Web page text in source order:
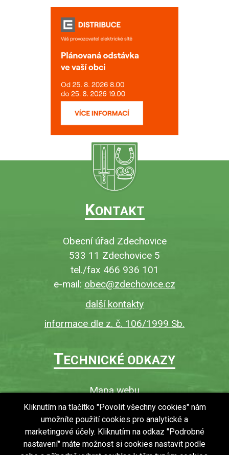
KONTAKT
Obecní úřad Zdechovice
533 11 Zdechovice 5
tel./fax 466 936 101
e-mail: obec@zdechovice.cz
další kontakty
informace dle z. č. 106/1999 Sb.
TECHNICKÉ ODKAZY
Mapa webu
O webu
Povinně zveřejňované informace
Ochrana osobních údajů (GDPR)
Kliknutím na tlačítko "Povolit všechny cookies" nám
umožníte použití cookies pro analytické a
marketingové účely. Kliknutím na odkaz "Podrobné
nastavení" máte možnost si cookies nastavit podle